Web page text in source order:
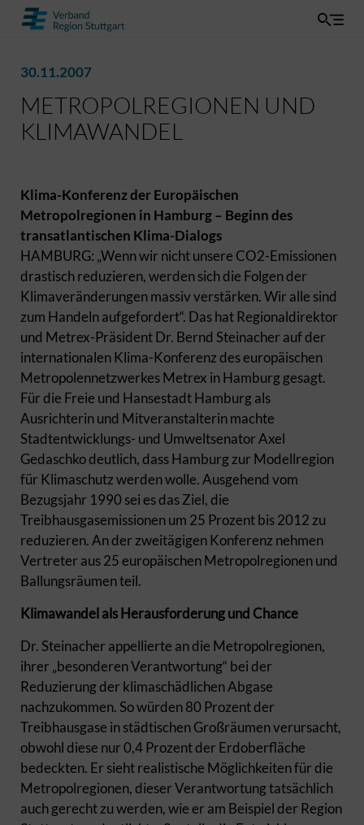
30.11.2007
METROPOLREGIONEN UND
KLIMAWANDEL
Klima-Konferenz der Europäischen
Metropolregionen in Hamburg – Beginn des
transatlantischen Klima-Dialogs
HAMBURG: „Wenn wir nicht unsere CO2-Emissionen
drastisch reduzieren, werden sich die Folgen der
Klimaveränderungen massiv verstärken. Wir alle sind
zum Handeln aufgefordert“. Das hat Regionaldirektor
und Metrex-Präsident Dr. Bernd Steinacher auf der
internationalen Klima-Konferenz des europäischen
Metropolennetzwerkes Metrex in Hamburg gesagt.
Für die Freie und Hansestadt Hamburg als
Ausrichterin und Mitveranstalterin machte
Stadtentwicklungs- und Umweltsenator Axel
Gedaschko deutlich, dass Hamburg zur Modellregion
für Klimaschutz werden wolle. Ausgehend vom
Bezugsjahr 1990 sei es das Ziel, die
Treibhausgasemissionen um 25 Prozent bis 2012 zu
reduzieren. An der zweitägigen Konferenz nehmen
Vertreter aus 25 europäischen Metropolregionen und
Ballungsräumen teil.
Klimawandel als Herausforderung und Chance
Dr. Steinacher appellierte an die Metropolregionen,
ihrer „besonderen Verantwortung“ bei der
Reduzierung der klimaschädlichen Abgase
nachzukommen. So würden 80 Prozent der
Treibhausgase in städtischen Großräumen verursacht,
obwohl diese nur 0,4 Prozent der Erdoberfläche
bedeckten. Er sieht realistische Möglichkeiten für die
Metropolregionen, dieser Verantwortung tatsächlich
auch gerecht zu werden, wie er am Beispiel der Region